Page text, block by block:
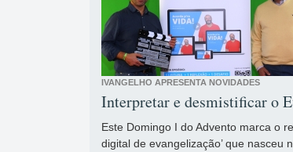
IVANGELHO APRESENTA NOVIDADES
Interpretar e desmistificar o
Este Domingo I do Advento marca o
digital de evangelização’ que nasceu